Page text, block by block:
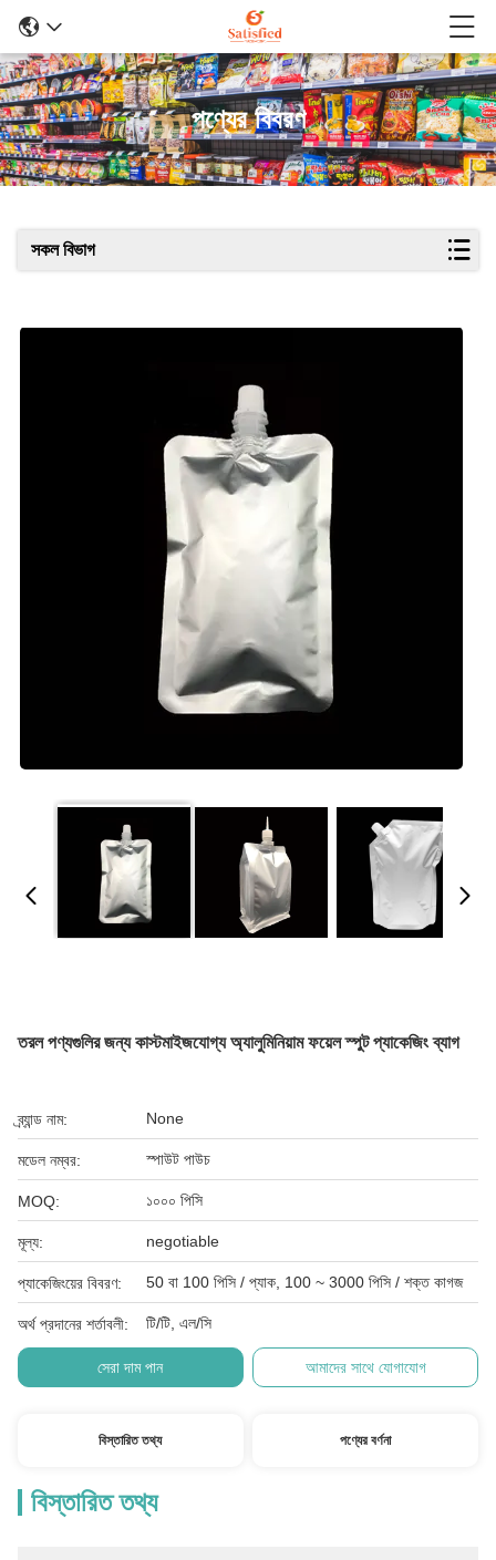
পণ্যের বিবরণ
সকল বিভাগ
তরল পণ্যগুলির জন্য কাস্টমাইজযোগ্য অ্যালুমিনিয়াম ফয়েল স্পুট প্যাকেজিং ব্যাগ
ব্র্যান্ড নাম: None
মডেল নম্বর: স্পাউট পাউচ
MOQ: ১০০০ পিসি
মূল্য: negotiable
প্যাকেজিংয়ের বিবরণ: 50 বা 100 পিসি / প্যাক, 100 ~ 3000 পিসি / শক্ত কাগজ
অর্থ প্রদানের শর্তাবলী: টি/টি, এল/সি
সেরা দাম পান আমাদের সাথে যোগাযোগ
বিস্তারিত তথ্য পণ্যের বর্ণনা
বিস্তারিত তথ্য